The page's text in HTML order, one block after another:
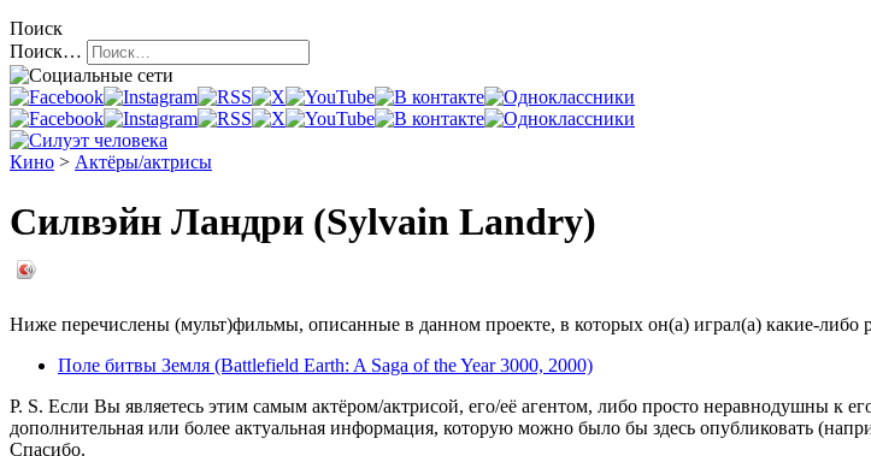
Поиск
Поиск…
Кино > Актёры/актрисы
Силвэйн Ландри (Sylvain Landry)
Ниже перечислены (мульт)фильмы, описанные в данном проекте, в которых он(а) играл(а) какие-либо
Поле битвы Земля (Battlefield Earth: A Saga of the Year 3000, 2000)
P. S. Если Вы являетесь этим самым актёром/актрисой, его/её агентом, либо просто неравнодушны к
дополнительная или более актуальная информация, которую можно было бы здесь опубликовать
Спасибо.